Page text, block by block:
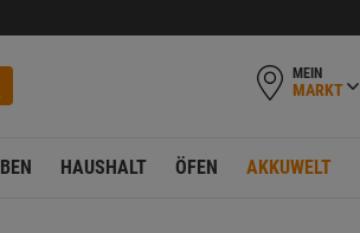
MEIN
MARKT
HAUSHALT ÖFEN AKKUWELT